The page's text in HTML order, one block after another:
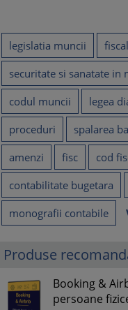
legislatia muncii
securitate si sanatate in
codul muncii
legea
proceduri
spalarea
amenzi
fisc cod
contabilitate bugetara
monografii contabile
Produse
Booking &
persoane